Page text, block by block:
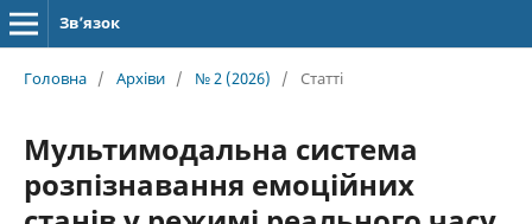
Зв’язок
Головна / Архіви / № 2 (2026) / Статті
Мультимодальна система
розпізнавання емоційних